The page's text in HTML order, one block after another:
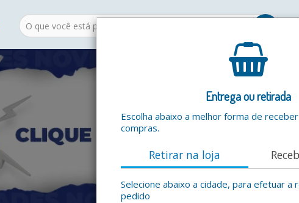
Entrega ou retirada
Escolha abaixo a melhor forma de
compras.
Retirar na loja
Selecione abaixo a cidade, para efetuar a
pedido